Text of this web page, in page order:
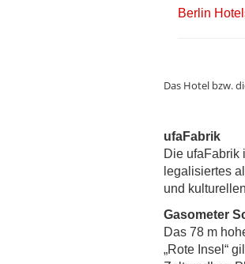
Berlin
Das Hotel bzw.
ufaFabrik
Die ufaFabrik
legalisiertes
und
Gasometer
Das 78 m
„Rote Insel“